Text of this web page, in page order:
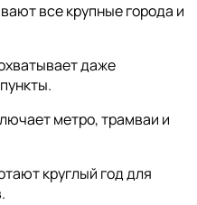
все крупные города и
даже
метро, трамваи и
круглый год для